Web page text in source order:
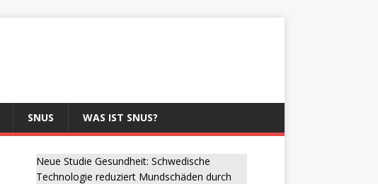
SNUS WAS IST SNUS?
Neue Studie Gesundheit: Schwedische
Technologie reduziert Mundschäden durch